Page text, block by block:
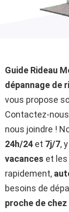
Guide Rideau
dépannage de
vous propose
Contactez-
nous joindre !
24h/24 et 7j/7,
vacances et les
rapidement,
besoins de
proche de chez